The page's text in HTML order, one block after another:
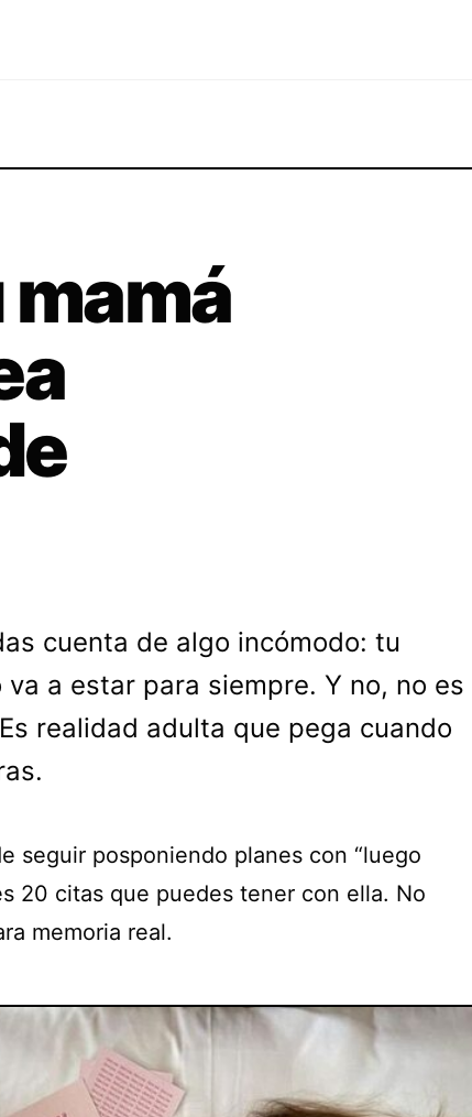
cuenta de algo incómodo: tu
va a estar para siempre. Y no, no es
realidad adulta que pega cuando
seguir posponiendo planes con “luego
20 citas que puedes tener con ella. No
memoria real.